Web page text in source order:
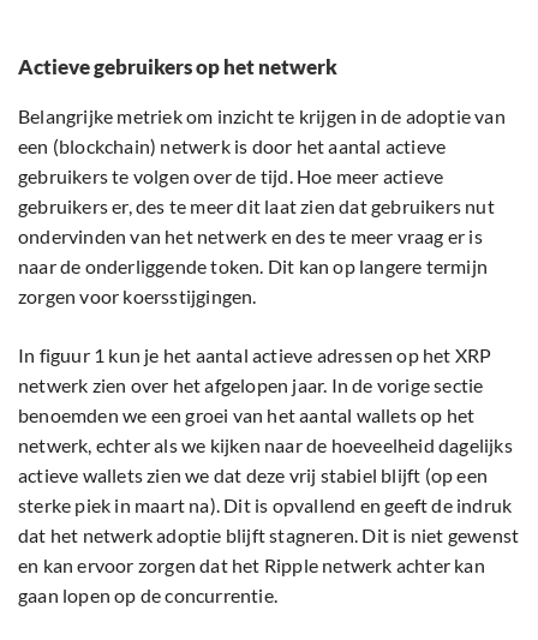
Actieve gebruikers op het netwerk
Belangrijke metriek om inzicht te krijgen in de adoptie van
een (blockchain) netwerk is door het aantal actieve
gebruikers te volgen over de tijd. Hoe meer actieve
gebruikers er, des te meer dit laat zien dat gebruikers nut
ondervinden van het netwerk en des te meer vraag er is
naar de onderliggende token. Dit kan op langere termijn
zorgen voor koersstijgingen.
In figuur 1 kun je het aantal actieve adressen op het XRP
netwerk zien over het afgelopen jaar. In de vorige sectie
benoemden we een groei van het aantal wallets op het
netwerk, echter als we kijken naar de hoeveelheid dagelijks
actieve wallets zien we dat deze vrij stabiel blijft (op een
sterke piek in maart na). Dit is opvallend en geeft de indruk
dat het netwerk adoptie blijft stagneren. Dit is niet gewenst
en kan ervoor zorgen dat het Ripple netwerk achter kan
gaan lopen op de concurrentie.